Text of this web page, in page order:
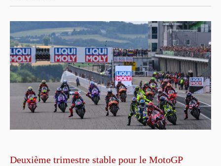
Deuxième trimestre stable pour le MotoGP